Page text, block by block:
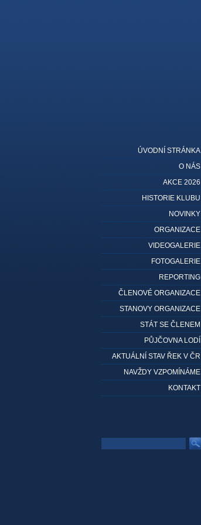
ÚVODNÍ STRÁNKA
O NÁS
AKCE 2026
HISTORIE KLUBU
NOVINKY
ORGANIZACE
VIDEOGALERIE
FOTOGALERIE
REPORTING
ČLENOVÉ ORGANIZACE
STANOVY ORGANIZACE
STÁT SE ČLENEM
PŮJČOVNA LODÍ
AKTUÁLNÍ STAV ŘEK V ČR
NAVŽDY VZPOMÍNÁME
KONTAKT